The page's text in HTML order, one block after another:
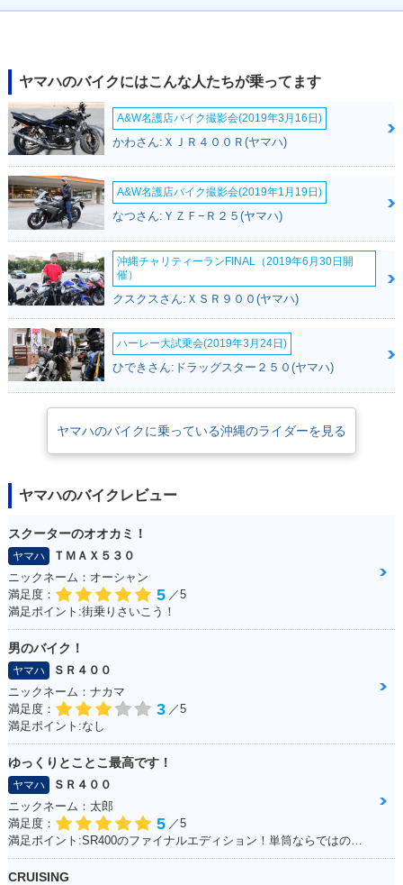
1991年 TZR250R S
P・追加
1990年 TZR250S
P・追加
1990年 TZR250・
マイナーチェンジ
1989年 TZR250・
追加
1989年 TZR250・
フルモデルチェンジ
1988年 TZR250・
マイナーチェンジ
1986年 TZR250 マ
特別・限定仕様
1985年 TZR250・
ヤマハのバイクにはこんな人たちが乗ってます
A&W名護店バイク撮影会(2019年3月16日)
かわさん:ＸＪＲ４００Ｒ(ヤマハ)
A&W名護店バイク撮影会(2019年1月19日)
なつさん:ＹＺＦ−Ｒ２５(ヤマハ)
沖縄チャリティーランFINAL（2019年6月30日開
催）
クスクスさん:ＸＳＲ９００(ヤマハ)
ハーレー大試乗会(2019年3月24日)
ひできさん:ドラッグスター２５０(ヤマハ)
ヤマハのバイクに乗っている沖縄のライダーを見る
ヤマハのバイクレビュー
スクーターのオオカミ！
ヤマハ
ＴＭＡＸ５３０
ニックネーム：オーシャン
満足度：
5 ／5
満足ポイント:街乗りさいこう！
男のバイク！
ヤマハ
ＳＲ４００
ニックネーム：ナカマ
満足度：
3 ／5
満足ポイント:なし
ゆっくりとことこ最高です！
ヤマハ
ＳＲ４００
ニックネーム：太郎
満足度：
5 ／5
満足ポイント:SR400のファイナルエディション！単筒ならではの振動が最高です！
CRUISING